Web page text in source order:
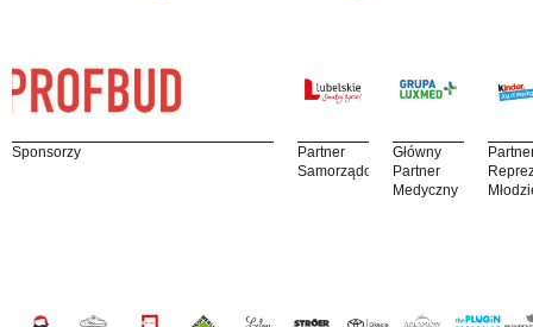
Sponsorzy
Partner
Samorządowy
Główny
Partner
Medyczny